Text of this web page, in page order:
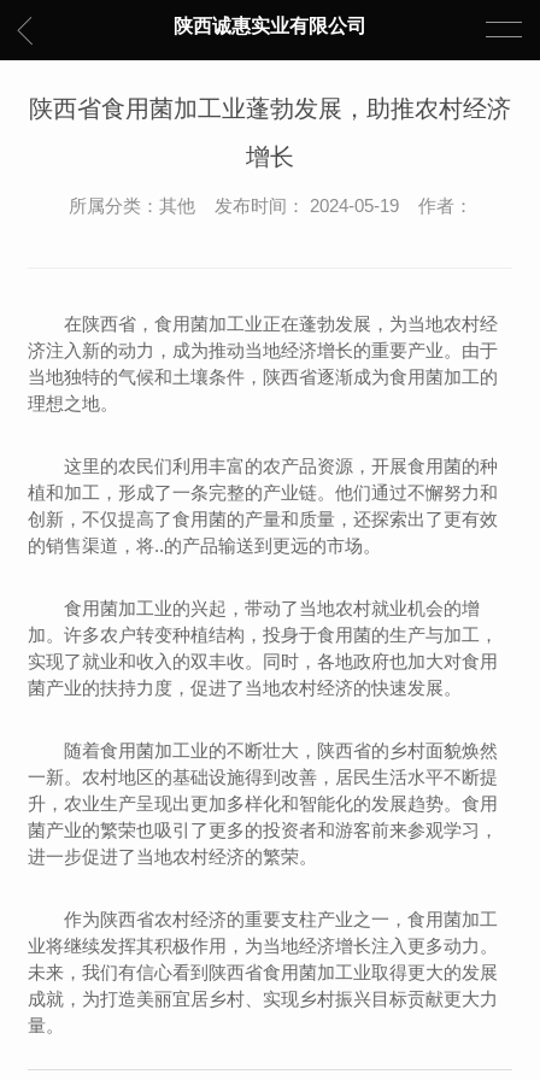
陕西诚惠实业有限公司
陕西省食用菌加工业蓬勃发展，助推农村经济
增长
所属分类：其他 发布时间： 2024-05-19 作者：
在陕西省，食用菌加工业正在蓬勃发展，为当地农村经
济注入新的动力，成为推动当地经济增长的重要产业。由于
当地独特的气候和土壤条件，陕西省逐渐成为食用菌加工的
理想之地。
这里的农民们利用丰富的农产品资源，开展食用菌的种
植和加工，形成了一条完整的产业链。他们通过不懈努力和
创新，不仅提高了食用菌的产量和质量，还探索出了更有效
的销售渠道，将..的产品输送到更远的市场。
食用菌加工业的兴起，带动了当地农村就业机会的增
加。许多农户转变种植结构，投身于食用菌的生产与加工，
实现了就业和收入的双丰收。同时，各地政府也加大对食用
菌产业的扶持力度，促进了当地农村经济的快速发展。
随着食用菌加工业的不断壮大，陕西省的乡村面貌焕然
一新。农村地区的基础设施得到改善，居民生活水平不断提
升，农业生产呈现出更加多样化和智能化的发展趋势。食用
菌产业的繁荣也吸引了更多的投资者和游客前来参观学习，
进一步促进了当地农村经济的繁荣。
作为陕西省农村经济的重要支柱产业之一，食用菌加工
业将继续发挥其积极作用，为当地经济增长注入更多动力。
未来，我们有信心看到陕西省食用菌加工业取得更大的发展
成就，为打造美丽宜居乡村、实现乡村振兴目标贡献更大力
量。